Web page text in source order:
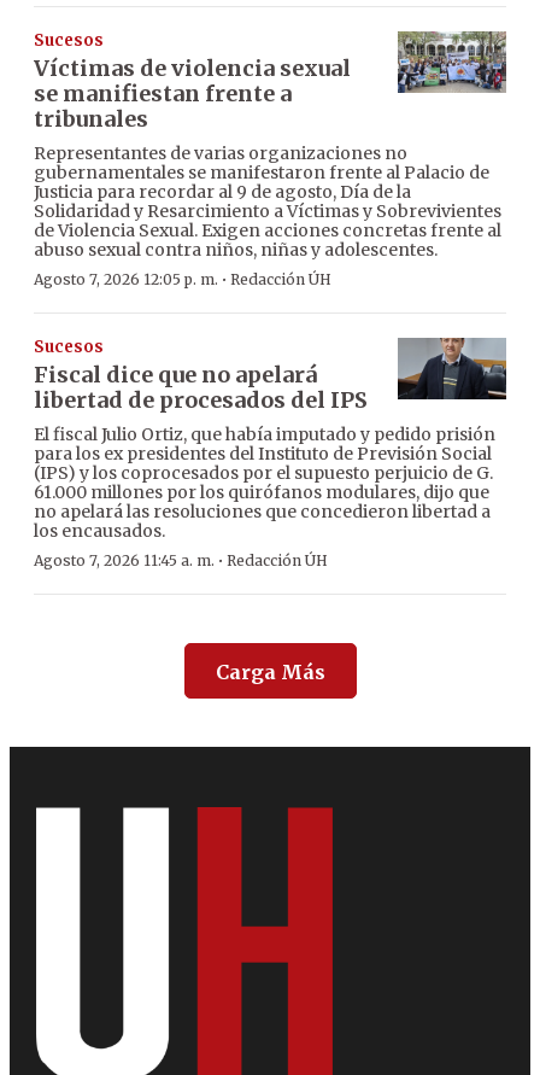
Sucesos
Víctimas de violencia sexual
se manifiestan frente a
tribunales
Representantes de varias organizaciones no
gubernamentales se manifestaron frente al Palacio de
Justicia para recordar al 9 de agosto, Día de la
Solidaridad y Resarcimiento a Víctimas y Sobrevivientes
de Violencia Sexual. Exigen acciones concretas frente al
abuso sexual contra niños, niñas y adolescentes.
Agosto 7, 2026 12:05 p. m. · Redacción ÚH
Sucesos
Fiscal dice que no apelará
libertad de procesados del IPS
El fiscal Julio Ortiz, que había imputado y pedido prisión
para los ex presidentes del Instituto de Previsión Social
(IPS) y los coprocesados por el supuesto perjuicio de G.
61.000 millones por los quirófanos modulares, dijo que
no apelará las resoluciones que concedieron libertad a
los encausados.
Agosto 7, 2026 11:45 a. m. · Redacción ÚH
Carga Más